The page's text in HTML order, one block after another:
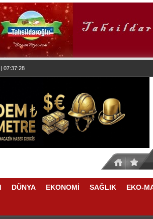
07:37:28
DÜNYA EKONOMİ SAĞLIK EKO-
|KLASİK MÜZİK YAYINCILIĞINDA
|DÜZENLEMEYİ